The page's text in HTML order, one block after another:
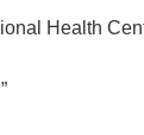
Health